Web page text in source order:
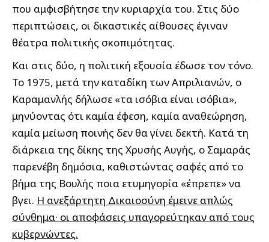
που αμφισβήτησε την κυριαρχία του. Στις δύο
περιπτώσεις, οι δικαστικές αίθουσες έγιναν
θέατρα πολιτικής σκοπιμότητας.
Και στις δύο, η πολιτική εξουσία έδωσε τον τόνο.
Το 1975, μετά την καταδίκη των Απριλιανών, ο
Καραμανλής δήλωσε «τα ισόβια είναι ισόβια»,
μηνύοντας ότι καμία έφεση, καμία αναθεώρηση,
καμία μείωση ποινής δεν θα γίνει δεκτή. Κατά τη
διάρκεια της δίκης της Χρυσής Αυγής, ο Σαμαράς
παρενέβη δημόσια, καθιστώντας σαφές από το
βήμα της Βουλής ποια ετυμηγορία «έπρεπε» να
βγει. Η ανεξάρτητη Δικαιοσύνη έμεινε απλώς
σύνθημα· οι αποφάσεις υπαγορεύτηκαν από τους
κυβερνώντες.